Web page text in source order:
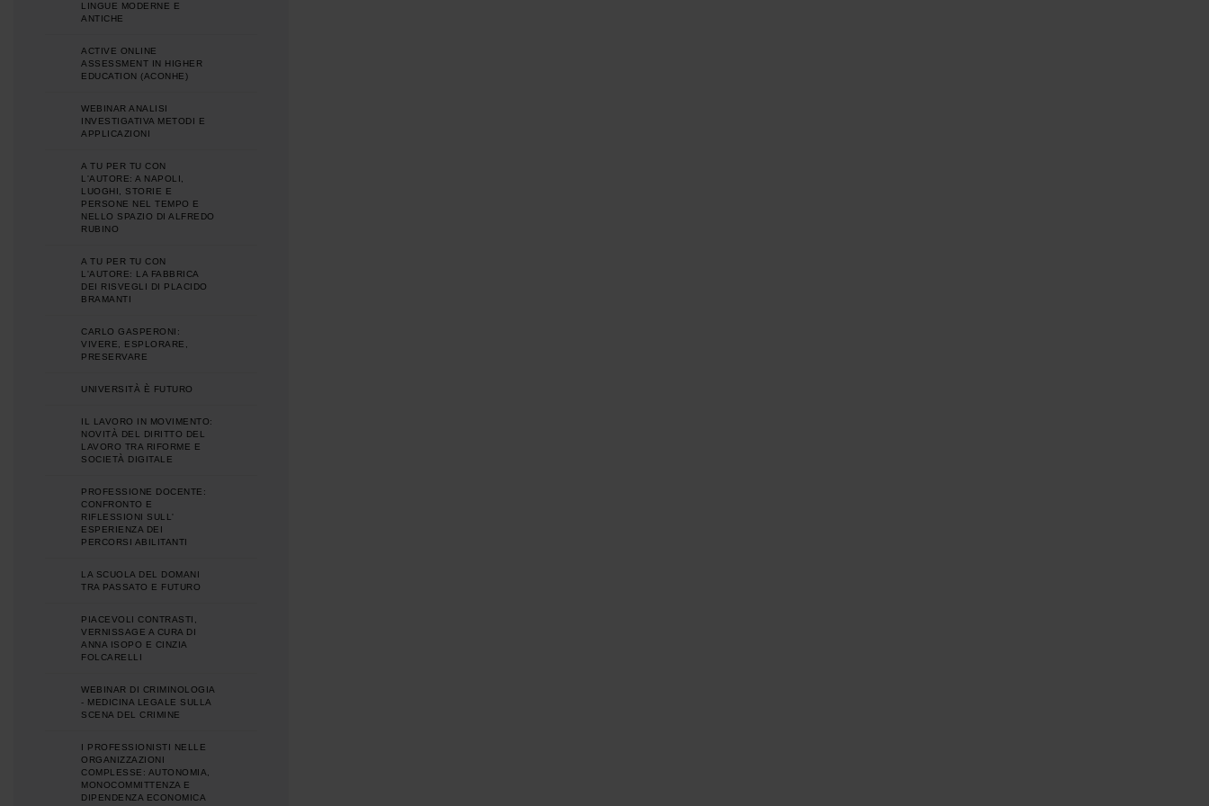
LINGUE MODERNE E
ANTICHE
ACTIVE ONLINE
ASSESSMENT IN HIGHER
EDUCATION (ACONHE)
WEBINAR ANALISI
INVESTIGATIVA METODI E
APPLICAZIONI
A TU PER TU CON
L'AUTORE: A NAPOLI,
LUOGHI, STORIE E
PERSONE NEL TEMPO E
NELLO SPAZIO DI ALFREDO
RUBINO
A TU PER TU CON
L'AUTORE: LA FABBRICA
DEI RISVEGLI DI PLACIDO
BRAMANTI
CARLO GASPERONI:
VIVERE, ESPLORARE,
PRESERVARE
UNIVERSITÀ È FUTURO
IL LAVORO IN MOVIMENTO:
NOVITÀ DEL DIRITTO DEL
LAVORO TRA RIFORME E
SOCIETÀ DIGITALE
PROFESSIONE DOCENTE:
CONFRONTO E
RIFLESSIONI SULL'
ESPERIENZA DEI
PERCORSI ABILITANTI
LA SCUOLA DEL DOMANI
TRA PASSATO E FUTURO
PIACEVOLI CONTRASTI,
VERNISSAGE A CURA DI
ANNA ISOPO E CINZIA
FOLCARELLI
WEBINAR DI CRIMINOLOGIA
- MEDICINA LEGALE SULLA
SCENA DEL CRIMINE
I PROFESSIONISTI NELLE
ORGANIZZAZIONI
COMPLESSE: AUTONOMIA,
MONOCOMMITTENZA E
DIPENDENZA ECONOMICA